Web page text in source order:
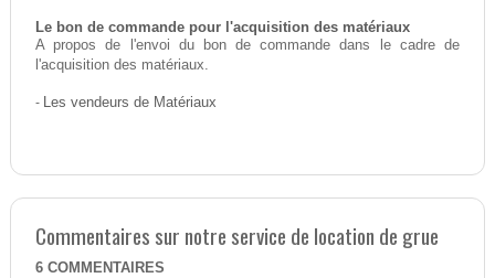
Le bon de commande pour l'acquisition des matériaux
A propos de l'envoi du bon de commande dans le cadre de
l'acquisition des matériaux.
- Les vendeurs de Matériaux
Commentaires sur notre service de location de grue
6 COMMENTAIRES